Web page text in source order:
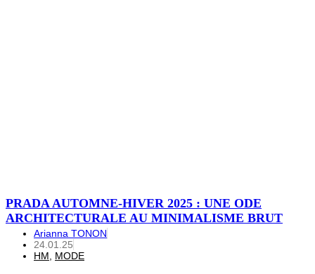
PRADA AUTOMNE-HIVER 2025 : UNE ODE
ARCHITECTURALE AU MINIMALISME BRUT
Arianna TONON
24.01.25
HM
MODE